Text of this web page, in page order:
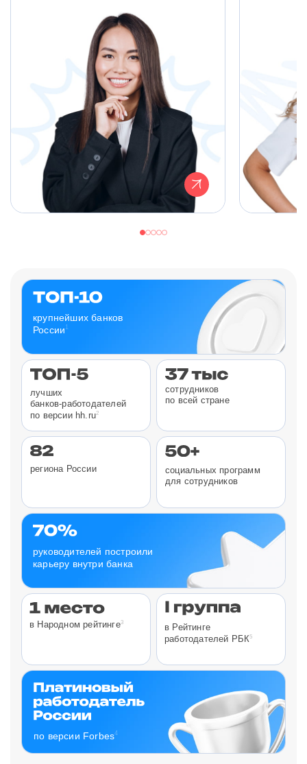
крупнейших банков
России 1
лучших
банков-работодателей
по версии hh.ru2
сотрудников
по всей стране
региона России
социальных программ
для сотрудников
руководителей построили
карьеру внутри банка
в Народном рейтинге3
по версии Forbes4
в Рейтинге
работодателей РБК5